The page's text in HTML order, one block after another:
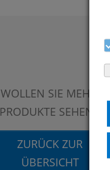
WOLLEN SIE MEHR
PRODUKTE SEHEN?
ZURÜCK ZUR
ÜBERSICHT